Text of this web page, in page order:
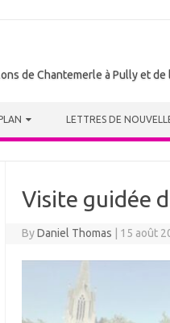
de Chantemerle à Pully et
LETTRES DE
Visite guidée
ByDaniel Thomas 15 août